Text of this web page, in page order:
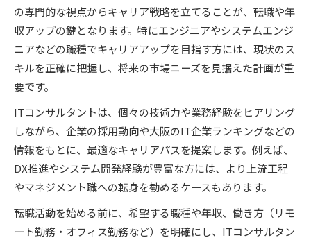
の専門的な視点からキャリア戦略を立てることが、転職や年
収アップの鍵となります。特にエンジニアやシステムエンジ
ニアなどの職種でキャリアアップを目指す方には、現状のス
キルを正確に把握し、将来の市場ニーズを見据えた計画が重
要です。
ITコンサルタントは、個々の技術力や業務経験をヒアリング
しながら、企業の採用動向や大阪のIT企業ランキングなどの
情報をもとに、最適なキャリアパスを提案します。例えば、
DX推進やシステム開発経験が豊富な方には、より上流工程
やマネジメント職への転身を勧めるケースもあります。
転職活動を始める前に、希望する職種や年収、働き方（リモ
ート勤務・オフィス勤務など）を明確にし、ITコンサルタン